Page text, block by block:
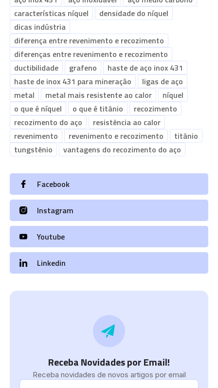
características níquel
densidade do níquel
dicas indústria
diferença entre revenimento e recozimento
diferenças entre revenimento e recozimento
ductibilidade
grafeno
haste de aço inox 431
haste de inox 431 para mineração
ligas de aço
metal
metal mais resistente ao calor
níquel
o que é níquel
o que é titânio
recozimento
recozimento do aço
resistência ao calor
revenimento
revenimento e recozimento
titânio
tungstênio
vantagens do recozimento do aço
Facebook
Instagram
Youtube
Linkedin
Receba Novidades por Email!
Receba novidades de novos artigos por email